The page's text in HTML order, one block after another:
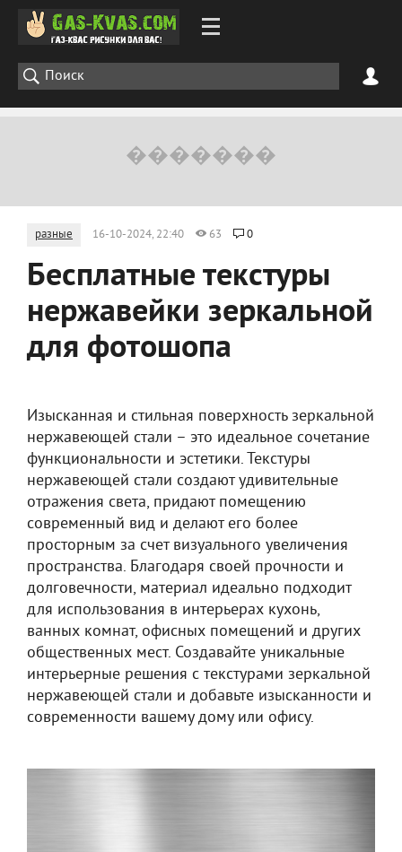
разные 16-10-2024, 22:40 63 0
Бесплатные текстуры
нержавейки зеркальной
для фотошопа
Изысканная и стильная поверхность зеркальной
нержавеющей стали – это идеальное сочетание
функциональности и эстетики. Текстуры
нержавеющей стали создают удивительные
отражения света, придают помещению
современный вид и делают его более
просторным за счет визуального увеличения
пространства. Благодаря своей прочности и
долговечности, материал идеально подходит
для использования в интерьерах кухонь,
ванных комнат, офисных помещений и других
общественных мест. Создавайте уникальные
интерьерные решения с текстурами зеркальной
нержавеющей стали и добавьте изысканности и
современности вашему дому или офису.